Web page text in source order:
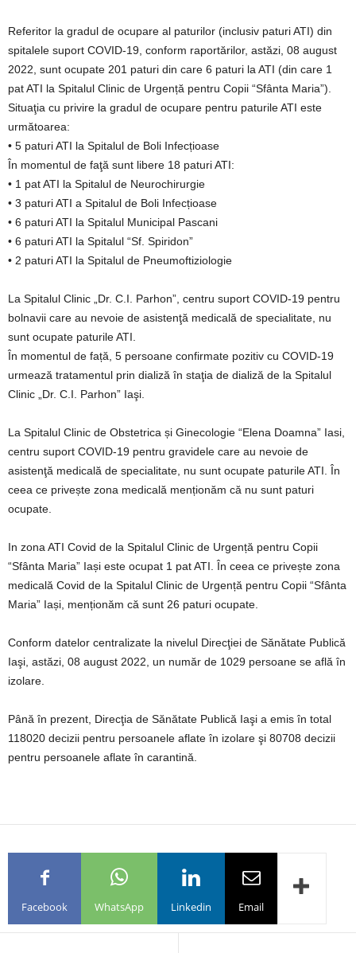
Referitor la gradul de ocupare al paturilor (inclusiv paturi ATI) din
spitalele suport COVID-19, conform raportărilor, astăzi, 08 august
2022, sunt ocupate 201 paturi din care 6 paturi la ATI (din care 1
pat ATI la Spitalul Clinic de Urgență pentru Copii “Sfânta Maria”).
Situaţia cu privire la gradul de ocupare pentru paturile ATI este
următoarea:
• 5 paturi ATI la Spitalul de Boli Infecțioase
În momentul de faţă sunt libere 18 paturi ATI:
• 1 pat ATI la Spitalul de Neurochirurgie
• 3 paturi ATI a Spitalul de Boli Infecțioase
• 6 paturi ATI la Spitalul Municipal Pascani
• 6 paturi ATI la Spitalul “Sf. Spiridon”
• 2 paturi ATI la Spitalul de Pneumoftiziologie
La Spitalul Clinic „Dr. C.I. Parhon”, centru suport COVID-19 pentru
bolnavii care au nevoie de asistenţă medicală de specialitate, nu
sunt ocupate paturile ATI.
În momentul de față, 5 persoane confirmate pozitiv cu COVID-19
urmează tratamentul prin dializă în staţia de dializă de la Spitalul
Clinic „Dr. C.I. Parhon” Iaşi.
La Spitalul Clinic de Obstetrica și Ginecologie “Elena Doamna” Iasi,
centru suport COVID-19 pentru gravidele care au nevoie de
asistenţă medicală de specialitate, nu sunt ocupate paturile ATI. În
ceea ce privește zona medicală menționăm că nu sunt paturi
ocupate.
In zona ATI Covid de la Spitalul Clinic de Urgență pentru Copii
“Sfânta Maria” Iași este ocupat 1 pat ATI. În ceea ce privește zona
medicală Covid de la Spitalul Clinic de Urgență pentru Copii “Sfânta
Maria” Iași, menționăm că sunt 26 paturi ocupate.
Conform datelor centralizate la nivelul Direcţiei de Sănătate Publică
Iaşi, astăzi, 08 august 2022, un număr de 1029 persoane se află în
izolare.
Până în prezent, Direcţia de Sănătate Publică Iaşi a emis în total
118020 decizii pentru persoanele aflate în izolare şi 80708 decizii
pentru persoanele aflate în carantină.
Facebook WhatsApp Linkedin Email